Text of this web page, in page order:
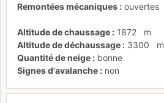
Remontées mécaniques
ouvertes
Altitude de chaussage 1872
m
Altitude de déchaussage
3300
m
Quantité de neige
bonne
Signes d'avalanche
non